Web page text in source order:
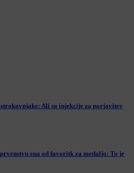
Ali so injekcije za porjavitev
ena od favoritk za medaljo: To je